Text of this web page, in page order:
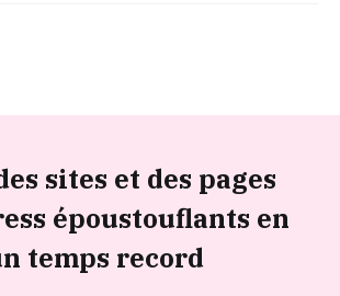
sites et des pages
époustouflants en
temps record